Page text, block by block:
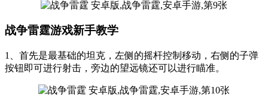
战争雷霆游戏新手教学
1、首先是最基础的坦克，左侧的摇杆控制移动，右侧的子弹
按钮即可进行射击，旁边的望远镜还可以进行瞄准。